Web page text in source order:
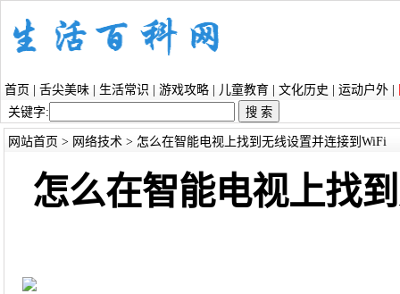
首页 舌尖美味 生活常识 游戏攻略 儿童教育 文化历史 运动户外
关键字:
网站首页 > 网络技术> 怎么在智能电视上找到无线设置并连接到WiFi
怎么在智能电视上找